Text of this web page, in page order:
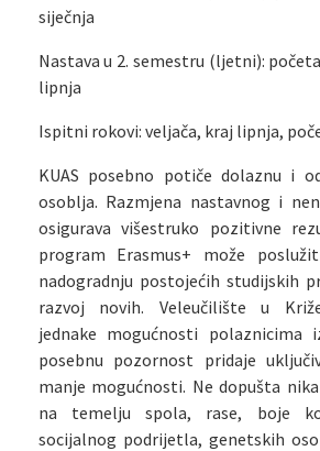
siječnja
Nastava u 2. semestru (ljetni):
lipnja
Ispitni rokovi: veljača, kraj lipnja,
KUAS posebno potiče dolaznu i
osoblja. Razmjena nastavnog i
osigurava višestruko pozitivne
program Erasmus+ može
nadogradnju postojećih studijskih
razvoj novih. Veleučilište u
jednake mogućnosti polaznicima
posebnu pozornost pridaje
manje mogućnosti. Ne dopušta
na temelju spola, rase, boje
socijalnog podrijetla, genetskih